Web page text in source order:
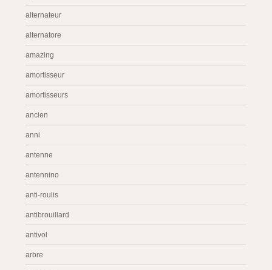
alternateur
alternatore
amazing
amortisseur
amortisseurs
ancien
anni
antenne
antennino
anti-roulis
antibrouillard
antivol
arbre